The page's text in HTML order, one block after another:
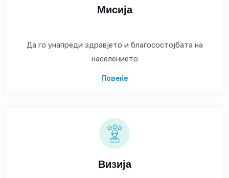
Мисија
Да го унапреди здравјето и благосостојбата на
населението
Повеќе
Визија